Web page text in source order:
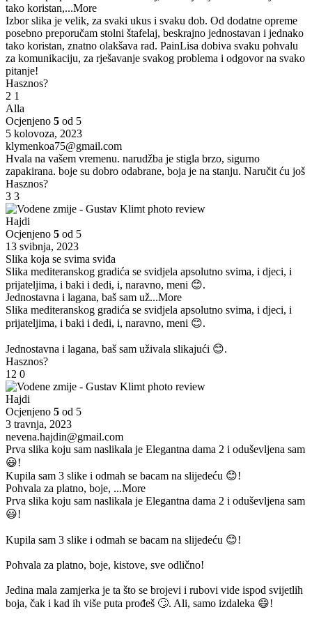
tako koristan,...More
Izbor slika je velik, za svaki ukus i svaku dob. Od dodatne opreme
posebno preporučam stolni štafelaj, beskrajno jednostavan i jednako
tako koristan, znatno olakšava rad. PainLisa dobiva svaku pohvalu
za komunikaciju, za rješavanje svakog problema i odgovor na svako
pitanje!
Hasznos?
2 1
Alla
Ocjenjeno 5 od 5
5 kolovoza, 2023
klymenkoa75@gmail.com
Hvala na vašem vremenu. narudžba je stigla brzo, sigurno
zapakirana. boje su dobro odabrane, boja je na stanju. Naručit ću još
Hasznos?
3 3
Hajdi
Ocjenjeno 5 od 5
13 svibnja, 2023
Slika koja se svima sviđa
Slika mediteranskog gradića se svidjela apsolutno svima, i djeci, i
prijateljima, i baki i dedi, i, naravno, meni 😊.
Jednostavna i lagana, baš sam už...More
Slika mediteranskog gradića se svidjela apsolutno svima, i djeci, i
prijateljima, i baki i dedi, i, naravno, meni 😊.
Jednostavna i lagana, baš sam uživala slikajući 😊.
Hasznos?
12 0
Hajdi
Ocjenjeno 5 od 5
3 travnja, 2023
nevena.hajdin@gmail.com
Prva slika koju sam naslikala je Elegantna dama 2 i oduševljena sam
😃!
Kupila sam 3 slike i odmah se bacam na slijedeću 😊!
Pohvala za platno, boje, ...More
Prva slika koju sam naslikala je Elegantna dama 2 i oduševljena sam
😃!
Kupila sam 3 slike i odmah se bacam na slijedeću 😊!
Pohvala za platno, boje, kistove, sve odlično!
Jedina mala zamjerka je ta što se brojevi i rubovi vide ispod svijetlih
boja, čak i kad ih više puta prođeš 🙄. Ali, samo izdaleka 😄!